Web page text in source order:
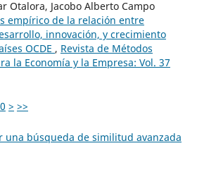
Otalora, Jacobo Alberto Campo
empírico de la relación entre
innovación, y crecimiento
OCDE , Revista de Métodos
la Economía y la Empresa: Vol. 37
> >>
una búsqueda de similitud avanzada